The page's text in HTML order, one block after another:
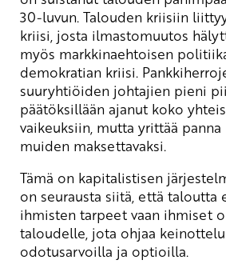
30-luvun. Talouden kriisiin
kriisi, josta ilmastomuutos
myös markkinaehtoisen
demokratian kriisi.
suuryhtiöiden johtajien pieni
päätöksillään ajanut koko
vaikeuksiin, mutta yrittää
muiden maksettavaksi.
Tämä on kapitalistisen
on seurausta siitä, että taloutta
ihmisten tarpeet vaan ihmiset
taloudelle, jota ohjaa keinottelu
odotusarvoilla ja optioilla.